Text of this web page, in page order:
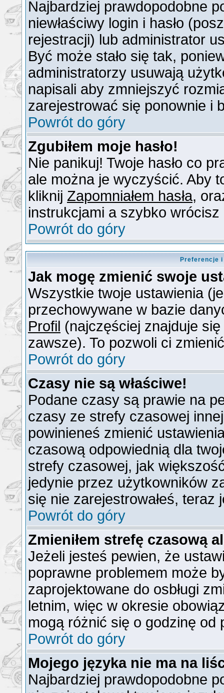
Najbardziej prawdopodobne
niewłaściwy login i hasło
rejestracji) lub administrator
Być może stało się tak,
administratorzy usuwają
napisali aby zmniejszyć
zarejestrować się ponownie i
Powrót do góry
Zgubiłem moje hasło!
Nie panikuj! Twoje hasło co
ale można je wyczyścić. Aby
kliknij Zapomniałem hasła,
instrukcjami a szybko wrócisz
Powrót do góry
Preferencje
Jak mogę zmienić swoje
Wszystkie twoje ustawienia
przechowywane w bazie
Profil (najczęściej znajduje
zawsze). To pozwoli ci
Powrót do góry
Czasy nie są właściwe!
Podane czasy są prawie na
czasy ze strefy czasowej
powinieneś zmienić
czasową odpowiednią dla
strefy czasowej, jak
jedynie przez użytkowników
się nie zarejestrowałeś,
Powrót do góry
Zmieniłem strefę czasową
Jeżeli jesteś pewien, że
poprawne problemem może
zaprojektowane do osbługi
letnim, więc w okresie
mogą różnić się o godzinę od
Powrót do góry
Mojego języka nie ma na
Najbardziej prawdopodobne